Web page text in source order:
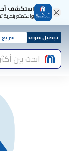
استكشف
واستمتع
توصيل بموعد سريع
ابحث بين